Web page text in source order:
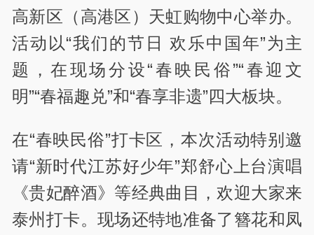
高新区（高港区）天虹购物中心举办。
活动以“我们的节日 欢乐中国年”为主
题，在现场分设“春映民俗”“春迎文
明”“春福趣兑”和“春享非遗”四大板块。
在“春映民俗”打卡区，本次活动特别邀
请“新时代江苏好少年”郑舒心上台演唱
《贵妃醉酒》等经典曲目，欢迎大家来
泰州打卡。现场还特地准备了簪花和凤